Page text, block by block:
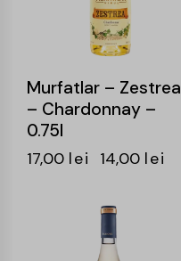
Murfatlar – Zestrea
– Chardonnay –
0.75l
17,00 lei 14,00 lei